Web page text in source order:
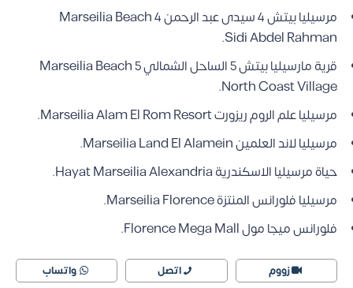
مرسيليا بيتش 4 سيدى عبد الرحمن Marseilia Beach 4
Sidi Abdel Rahman.
قرية مارسيليا بيتش 5 الساحل الشمالي Marseilia Beach 5
North Coast Village.
مرسيليا علم الروم ريزورت Marseilia Alam El Rom Resort.
مرسيليا لاند العلمين Marseilia Land El Alamein.
حياة مرسيليا الاسكندرية Hayat Marseilia Alexandria.
مرسيليا فلورانس المنتزة Marseilia Florence.
فلورانس ميجا مول Florence Mega Mall.
زووم اتصل واتساب